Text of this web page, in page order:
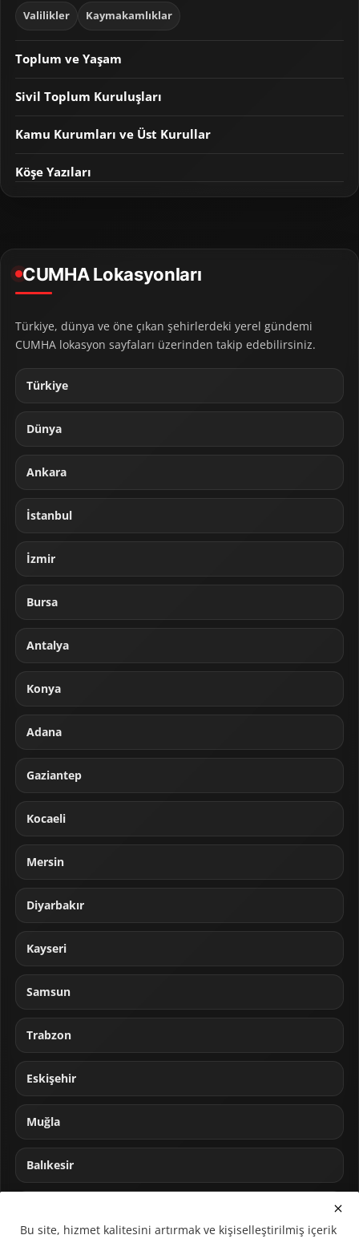
Valilikler Kaymakamlıklar
Toplum ve Yaşam
Sivil Toplum Kuruluşları
Kamu Kurumları ve Üst Kurullar
Köşe Yazıları
CUMHA Lokasyonları
Türkiye, dünya ve öne çıkan şehirlerdeki yerel gündemi
CUMHA lokasyon sayfaları üzerinden takip edebilirsiniz.
Türkiye
Dünya
Ankara
İstanbul
İzmir
Bursa
Antalya
Konya
Adana
Gaziantep
Kocaeli
Mersin
Diyarbakır
Kayseri
Samsun
Trabzon
Eskişehir
Muğla
Balıkesir
Bu site, hizmet kalitesini artırmak ve kişiselleştirilmiş içerik